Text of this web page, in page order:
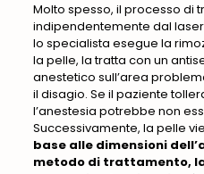
Molto spesso, il processo di
indipendentemente dal
lo specialista esegue la
la pelle, la tratta con un
anestetico sull’area
il disagio. Se il paziente
l’anestesia potrebbe non
Successivamente, la pelle
base alle dimensioni
metodo di trattamento,